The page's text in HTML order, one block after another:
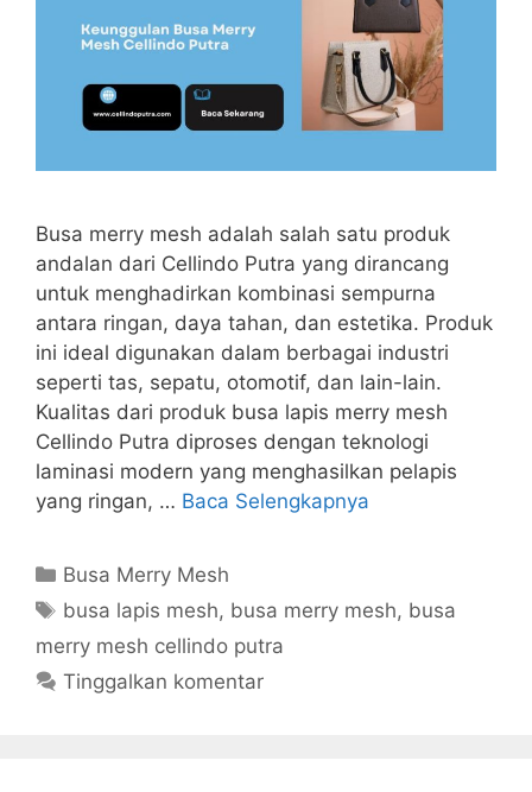
Busa merry mesh adalah salah satu produk
andalan dari Cellindo Putra yang dirancang
untuk menghadirkan kombinasi sempurna
antara ringan, daya tahan, dan estetika. Produk
ini ideal digunakan dalam berbagai industri
seperti tas, sepatu, otomotif, dan lain-lain.
Kualitas dari produk busa lapis merry mesh
Cellindo Putra diproses dengan teknologi
laminasi modern yang menghasilkan pelapis
yang ringan, … Baca Selengkapnya
Kategori
Busa Merry Mesh
Tag
busa lapis mesh, busa merry mesh, busa
merry mesh cellindo putra
Tinggalkan komentar